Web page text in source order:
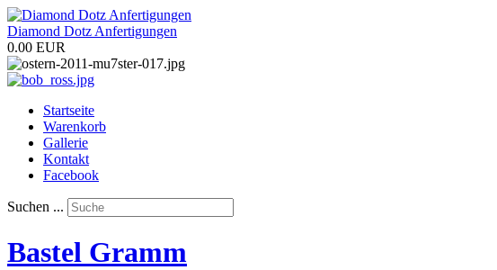
Diamond Dotz Anfertigungen
0.00 EUR
Startseite
Warenkorb
Gallerie
Kontakt
Facebook
Suchen ...
Bastel Gramm